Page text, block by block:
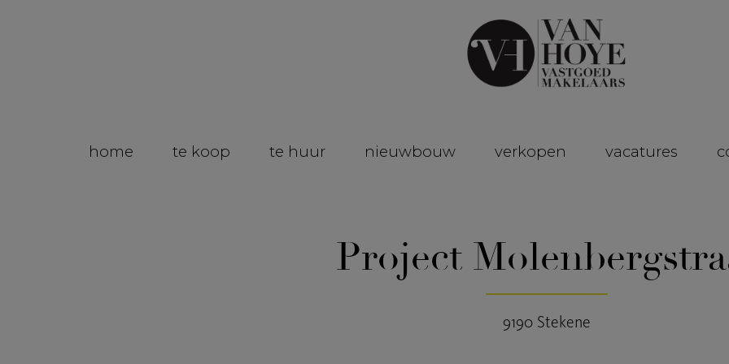
home te koop te huur nieuwbouw verkopen vacatures
Project
9190 Stekene